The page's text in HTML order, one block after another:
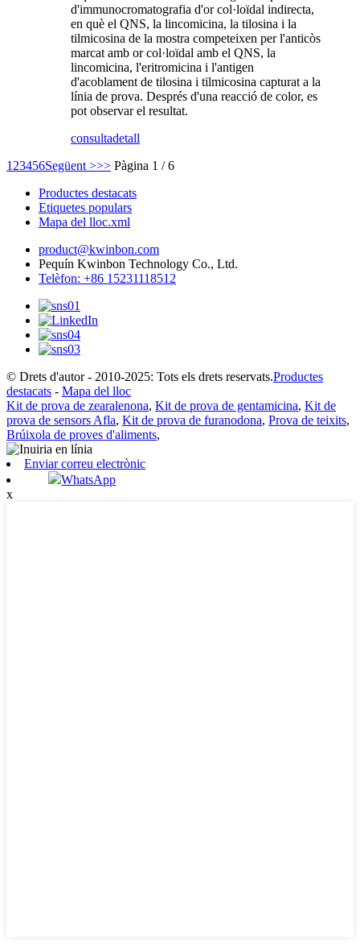
d'immunocromatografia d'or col·loïdal indirecta,
en què el QNS, la lincomicina, la tilosina i la
tilmicosina de la mostra competeixen per l'anticòs
marcat amb or col·loïdal amb el QNS, la
lincomicina, l'eritromicina i l'antigen
d'acoblament de tilosina i tilmicosina capturat a la
línia de prova. Després d'una reacció de color, es
pot observar el resultat.
consultadetall
1 23456Següent >>> Pàgina 1 / 6
Productes destacats
Etiquetes populars
Mapa del lloc.xml
product@kwinbon.com
Pequín Kwinbon Technology Co., Ltd.
Telèfon: +86 15231118512
© Drets d'autor - 2010-2025: Tots els drets reservats.Productes
destacats - Mapa del lloc
Kit de prova de zearalenona, Kit de prova de gentamicina, Kit de
prova de sensors Afla, Kit de prova de furanodona, Prova de teixits,
Brúixola de proves d'aliments,
Enviar correu electrònic
WhatsApp
x